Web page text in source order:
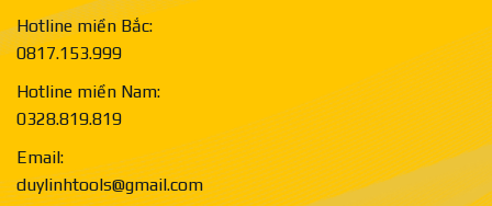
Hotline miền Bắc:
0817.153.999
Hotline miền Nam:
0328.819.819
Email:
duylinhtools@gmail.com